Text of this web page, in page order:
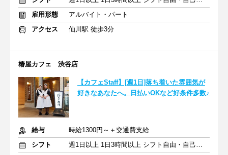
雇用形態
アルバイト・パート
アクセス
仙川駅 徒歩3分
椿屋カフェ 渋谷店
【カフェStaff】[週1日]落ち着いた雰囲気が
好きなあなたへ。日払いOKなど好条件多数♪
給与
時給1300円～＋交通費支給
シフト
週1日以上 1日3時間以上 シフト自由・自己申告